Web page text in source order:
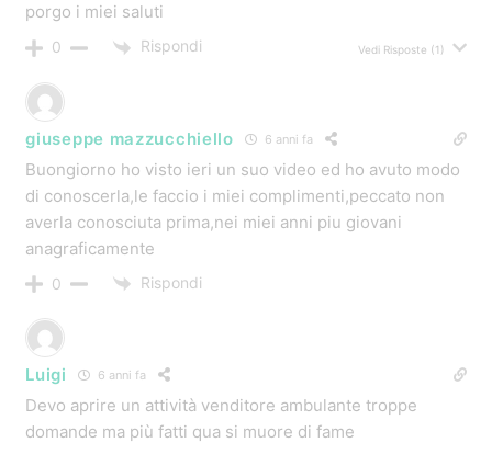
porgo i miei saluti
0 Rispondi Vedi Risposte (1)
giuseppe mazzucchiello 6 anni fa
Buongiorno ho visto ieri un suo video ed ho avuto modo
di conoscerla,le faccio i miei complimenti,peccato non
averla conosciuta prima,nei miei anni piu giovani
anagraficamente
0 Rispondi
Luigi 6 anni fa
Devo aprire un attività venditore ambulante troppe
domande ma più fatti qua si muore di fame